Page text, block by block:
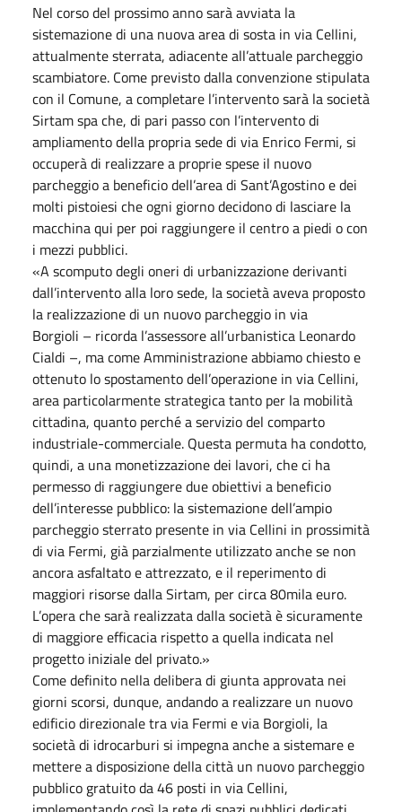
Nel corso del prossimo anno sarà avviata la
sistemazione di una nuova area di sosta in via Cellini,
attualmente sterrata, adiacente all’attuale parcheggio
scambiatore. Come previsto dalla convenzione stipulata
con il Comune, a completare l’intervento sarà la società
Sirtam spa che, di pari passo con l’intervento di
ampliamento della propria sede di via Enrico Fermi, si
occuperà di realizzare a proprie spese il nuovo
parcheggio a beneficio dell’area di Sant’Agostino e dei
molti pistoiesi che ogni giorno decidono di lasciare la
macchina qui per poi raggiungere il centro a piedi o con
i mezzi pubblici.
«A scomputo degli oneri di urbanizzazione derivanti
dall’intervento alla loro sede, la società aveva proposto
la realizzazione di un nuovo parcheggio in via
Borgioli – ricorda l’assessore all’urbanistica Leonardo
Cialdi –, ma come Amministrazione abbiamo chiesto e
ottenuto lo spostamento dell’operazione in via Cellini,
area particolarmente strategica tanto per la mobilità
cittadina, quanto perché a servizio del comparto
industriale-commerciale. Questa permuta ha condotto,
quindi, a una monetizzazione dei lavori, che ci ha
permesso di raggiungere due obiettivi a beneficio
dell’interesse pubblico: la sistemazione dell’ampio
parcheggio sterrato presente in via Cellini in prossimità
di via Fermi, già parzialmente utilizzato anche se non
ancora asfaltato e attrezzato, e il reperimento di
maggiori risorse dalla Sirtam, per circa 80mila euro.
L’opera che sarà realizzata dalla società è sicuramente
di maggiore efficacia rispetto a quella indicata nel
progetto iniziale del privato.»
Come definito nella delibera di giunta approvata nei
giorni scorsi, dunque, andando a realizzare un nuovo
edificio direzionale tra via Fermi e via Borgioli, la
società di idrocarburi si impegna anche a sistemare e
mettere a disposizione della città un nuovo parcheggio
pubblico gratuito da 46 posti in via Cellini,